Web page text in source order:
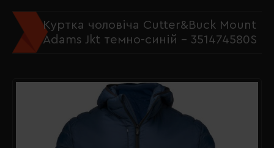
Куртка чоловіча Cutter&Buck Mount
Adams Jkt темно-синій - 351474580S